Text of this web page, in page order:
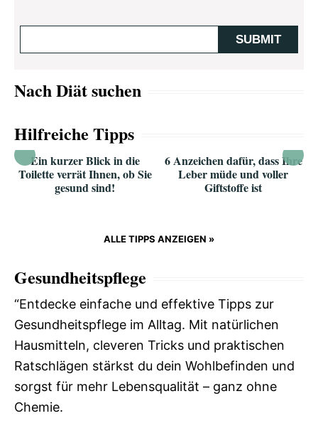
Nach Diät suchen
Hilfreiche Tipps
Ein kurzer Blick in die
Toilette verrät Ihnen, ob Sie
gesund sind!
6 Anzeichen dafür, dass Ihre
Leber müde und voller
Giftstoffe ist
ALLE TIPPS ANZEIGEN »
Gesundheitspflege
“Entdecke einfache und effektive Tipps zur
Gesundheitspflege im Alltag. Mit natürlichen
Hausmitteln, cleveren Tricks und praktischen
Ratschlägen stärkst du dein Wohlbefinden und
sorgst für mehr Lebensqualität – ganz ohne
Chemie.